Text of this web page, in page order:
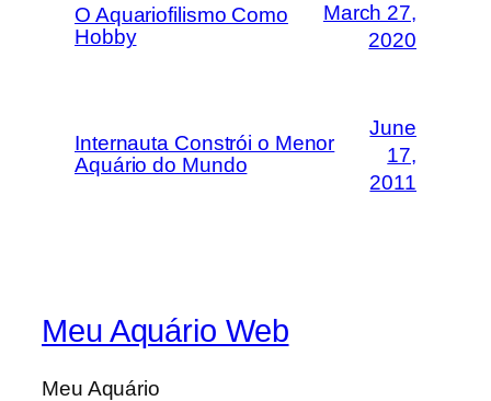
O Aquariofilismo Como
Hobby
March 27,
2020
Internauta Constrói o Menor
Aquário do Mundo
June
17,
2011
Meu Aquário Web
Meu Aquário